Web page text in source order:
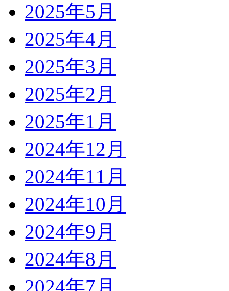
2025年5月
2025年4月
2025年3月
2025年2月
2025年1月
2024年12月
2024年11月
2024年10月
2024年9月
2024年8月